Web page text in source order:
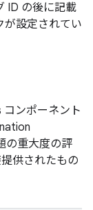
ID の後に記載
が設定されてい
ンポーネント
の重大度の評
供されたもの